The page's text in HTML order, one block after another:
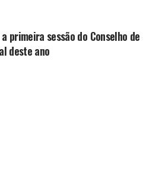
primeira sessão do Conselho de
deste ano